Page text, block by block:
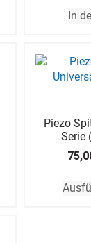
In
Piezo
Serie